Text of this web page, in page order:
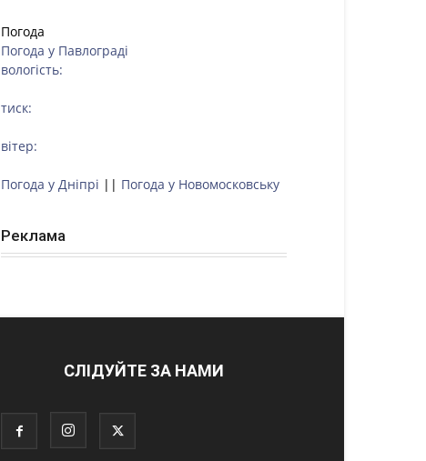
Погода
Погода у Павлограді
вологість:
тиск:
вітер:
Погода у Дніпрі || Погода у Новомосковську
Реклама
СЛІДУЙТЕ ЗА НАМИ